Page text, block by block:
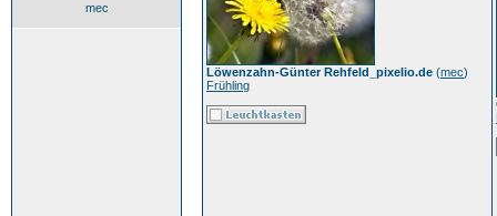
mec
Löwenzahn-Günter Rehfeld_pixelio.de (mec)
Frühling